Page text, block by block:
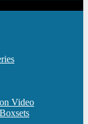
Video